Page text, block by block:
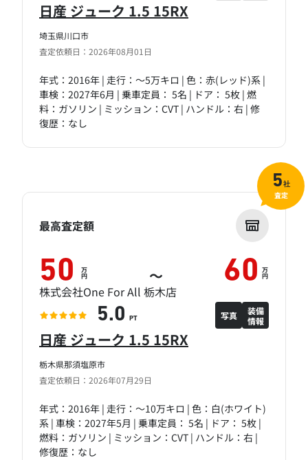
埼玉県川口市
査定依頼日：2026年08月01日
日産 ジューク 1.5 15RX
年式：2016年 | 走行：～5万キロ | 色：赤(レッド)系 |
車検：2027年6月 | 乗車定員： 5名 | ドア： 5枚 | 燃
料：ガソリン | ミッション：CVT | ハンドル：右 | 修
復歴：なし
栃木県那須塩原市
査定依頼日：2026年07月29日
日産 ジューク 1.5 15RX
年式：2016年 | 走行：～10万キロ | 色：白(ホワイト)
系 | 車検：2027年5月 | 乗車定員： 5名 | ドア： 5枚 |
燃料：ガソリン | ミッション：CVT | ハンドル：右 |
修復歴：なし
最高査定額
50 万
円 ～ 60 万
円
株式会社One For All 栃木店
5.0 PT 写真
装備
情報
5社
査定